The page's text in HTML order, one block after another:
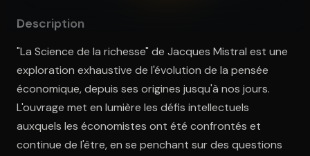
Description
"La Science de la richesse" de Jacques Mistral est une
exploration exhaustive de l'évolution de la pensée
économique, depuis ses origines jusqu'à nos jours.
L'ouvrage met en lumière les défis intellectuels
auxquels les économistes ont été confrontés et
continue de l'être, en se penchant sur des questions